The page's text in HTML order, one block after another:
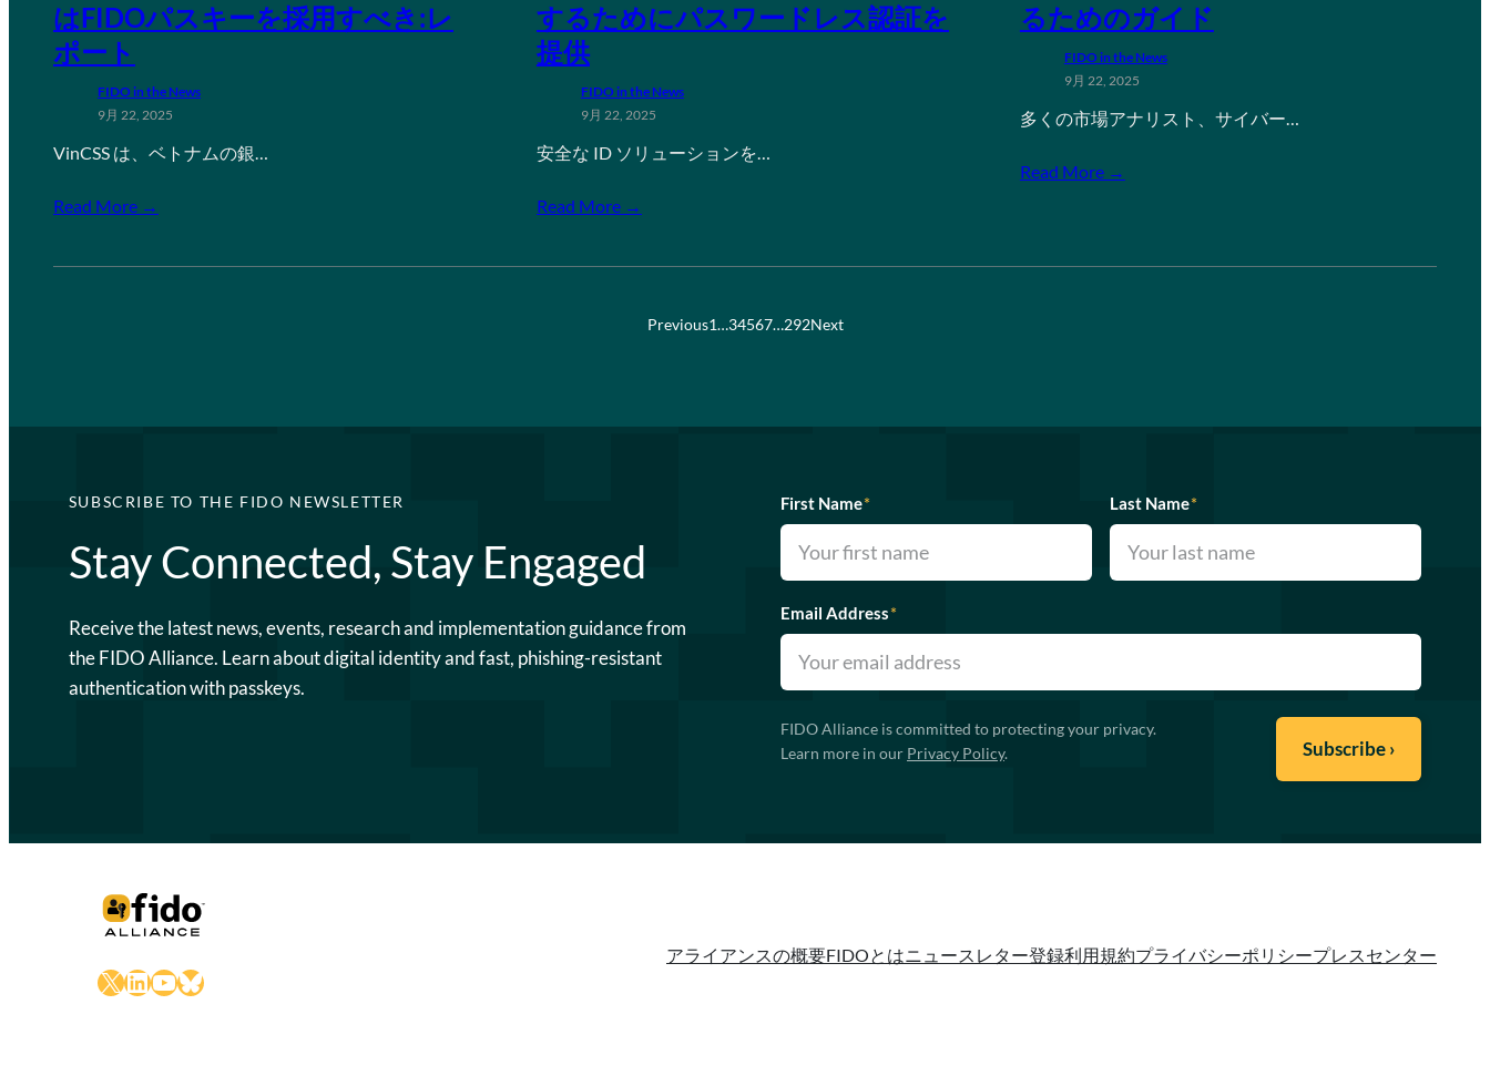
はFIDOパスキーを採用すべき:レ
ポート
FIDO in the News
9月 22, 2025
VinCSS は、ベトナムの銀…
Read More →
するためにパスワードレス認証を
提供
FIDO in the News
9月 22, 2025
安全な ID ソリューションを…
Read More →
るためのガイド
FIDO in the News
9月 22, 2025
多くの市場アナリスト、サイバー…
Read More →
Previous1…34567…292Next
SUBSCRIBE TO THE FIDO NEWSLETTER
Stay Connected, Stay Engaged
Receive the latest news, events, research and implementation guidance from
the FIDO Alliance. Learn about digital identity and fast, phishing-resistant
authentication with passkeys.
First Name* Last Name*
Email Address*
FIDO Alliance is committed to protecting your privacy.
Learn more in our Privacy Policy.
X LinkedIn
YouTube
Bluesky
アライアンスの概要FIDOとはニュースレター登録利用規約プライバシーポリシープレスセンター